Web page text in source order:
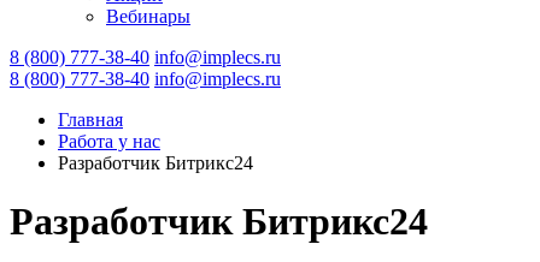
Вебинары
8 (800) 777-38-40 info@implecs.ru
8 (800) 777-38-40 info@implecs.ru
Главная
Работа у нас
Разработчик Битрикс24
Разработчик Битрикс24